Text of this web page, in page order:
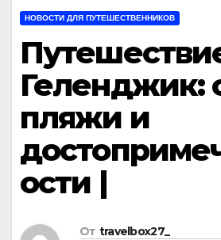
НОВОСТИ ДЛЯ ПУТЕШЕСТВЕННИКОВ
Геленджик:
пляжи и
ости |
От travelbox27_